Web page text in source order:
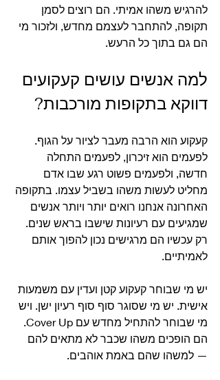
להרגיש משהו אמיתי. הם רוצים לסמן
תקופה, להתחבר לעצמם מחדש, ולזכור מי
הם גם בתוך כל הרעש.
למה אנשים עושים קעקועים
דווקא בתקופות מורכבות?
קעקוע הוא הרבה מעבר לציור על הגוף.
לפעמים הוא זיכרון, לפעמים התחלה
חדשה, ולפעמים פשוט רגע שבו אדם
מחליט לעשות משהו בשביל עצמו. בתקופה
האחרונה אנחנו רואים יותר ויותר אנשים
שמגיעים עם רעיונות שישבו בראש שנים.
רק עכשיו הם מרגישים נכון להפוך אותם
לאמיתיים.
יש מי שבוחר קעקוע קטן ועדין עם משמעות
אישית. יש מי שסוגר סוף סוף רעיון ישן. ויש
הם הופכים משהו שכבר לא מתאים להם
— למשהו שהם באמת אוהבים.